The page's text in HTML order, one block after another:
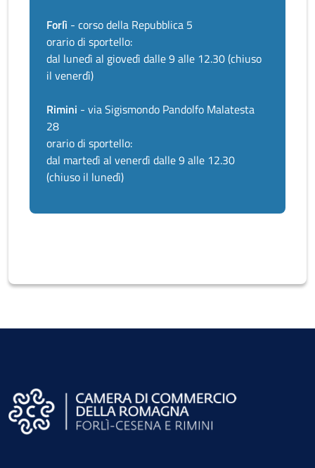
Forlì - corso della Repubblica 5
orario di sportello:
dal lunedì al giovedì dalle 9 alle 12.30 (chiuso
il venerdì)
Rimini - via Sigismondo Pandolfo Malatesta
28
orario di sportello:
dal martedì al venerdì dalle 9 alle 12.30
(chiuso il lunedì)